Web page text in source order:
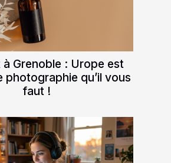
Grenoble : Urope est
photographie qu’il vous
faut !